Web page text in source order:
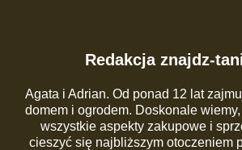
Redakcja znajdz-
Agata i Adrian. Od ponad 12 lat
domem i ogrodem. Doskonale
wszystkie aspekty zakupowe i
cieszyć się najbliższym otoczeniem